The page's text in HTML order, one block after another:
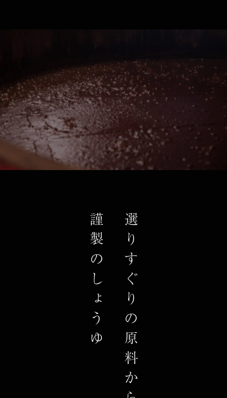
選りすぐりの原料から造る
謹製のしょうゆ